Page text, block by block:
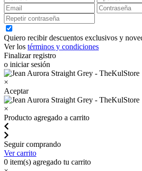
Quiero recibir descuentos exclusivos y
Ver los términos y condiciones
Finalizar registro
o iniciar sesión
×
Aceptar
×
Producto agregado a carrito
Seguir comprando
Ver carrito
0 item(s) agregado tu carrito